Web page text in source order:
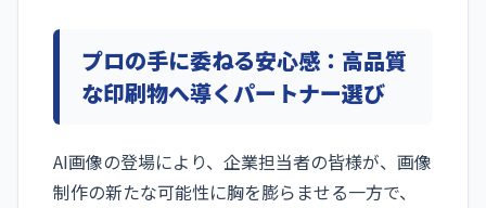
プロの手に委ねる安心感：高品質
な印刷物へ導くパートナー選び
AI画像の登場により、企業担当者の皆様が、画像
制作の新たな可能性に胸を膨らませる一方で、